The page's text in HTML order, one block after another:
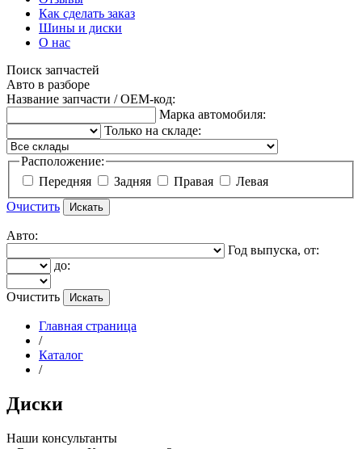
Как сделать заказ
Шины и диски
О нас
Поиск запчастей
Авто в разборе
Название запчасти / OEM-код:
Марка автомобиля:
Только на складе:
Расположение:
Передняя
Задняя Правая
Левая
Очистить
Авто:
Год выпуска, от:
до:
Очистить
Главная страница
/
Каталог
/
Диски
Наши консультанты